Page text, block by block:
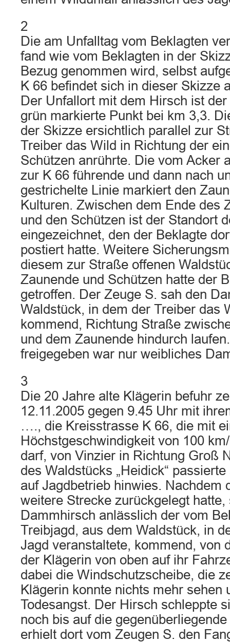
2
Die am Unfalltag vom Beklagten
fand wie vom Beklagten in der
Bezug genommen wird, selbst
K 66 befindet sich in dieser Skizze
Der Unfallort mit dem Hirsch ist
grün markierte Punkt bei km 3,3.
der Skizze ersichtlich parallel zur
Treiber das Wild in Richtung der
Schützen anrührte. Die vom Acker
zur K 66 führende und dann nach
gestrichelte Linie markiert den
Kulturen. Zwischen dem Ende des
und den Schützen ist der Standort
eingezeichnet, den der Beklagte
postiert hatte. Weitere
diesem zur Straße offenen
Zaunende und Schützen hatte der
getroffen. Der Zeuge S. sah den
Waldstück, in dem der Treiber das
kommend, Richtung Straße
und dem Zaunende hindurch
freigegeben war nur weibliches
3
Die 20 Jahre alte Klägerin befuhr
12.11.2005 gegen 9.45 Uhr mit
…., die Kreisstrasse K 66, die mit
Höchstgeschwindigkeit von 100
darf, von Vinzier in Richtung Groß
des Waldstücks „Heidick“
auf Jagdbetrieb hinwies. Nachdem
weitere Strecke zurückgelegt
Dammhirsch anlässlich der vom
Treibjagd, aus dem Waldstück, in
Jagd veranstaltete, kommend, von
der Klägerin von oben auf ihr
dabei die Windschutzscheibe, die
Klägerin konnte nichts mehr sehen
Todesangst. Der Hirsch schleppte
noch bis auf die
erhielt dort vom Zeugen S. den